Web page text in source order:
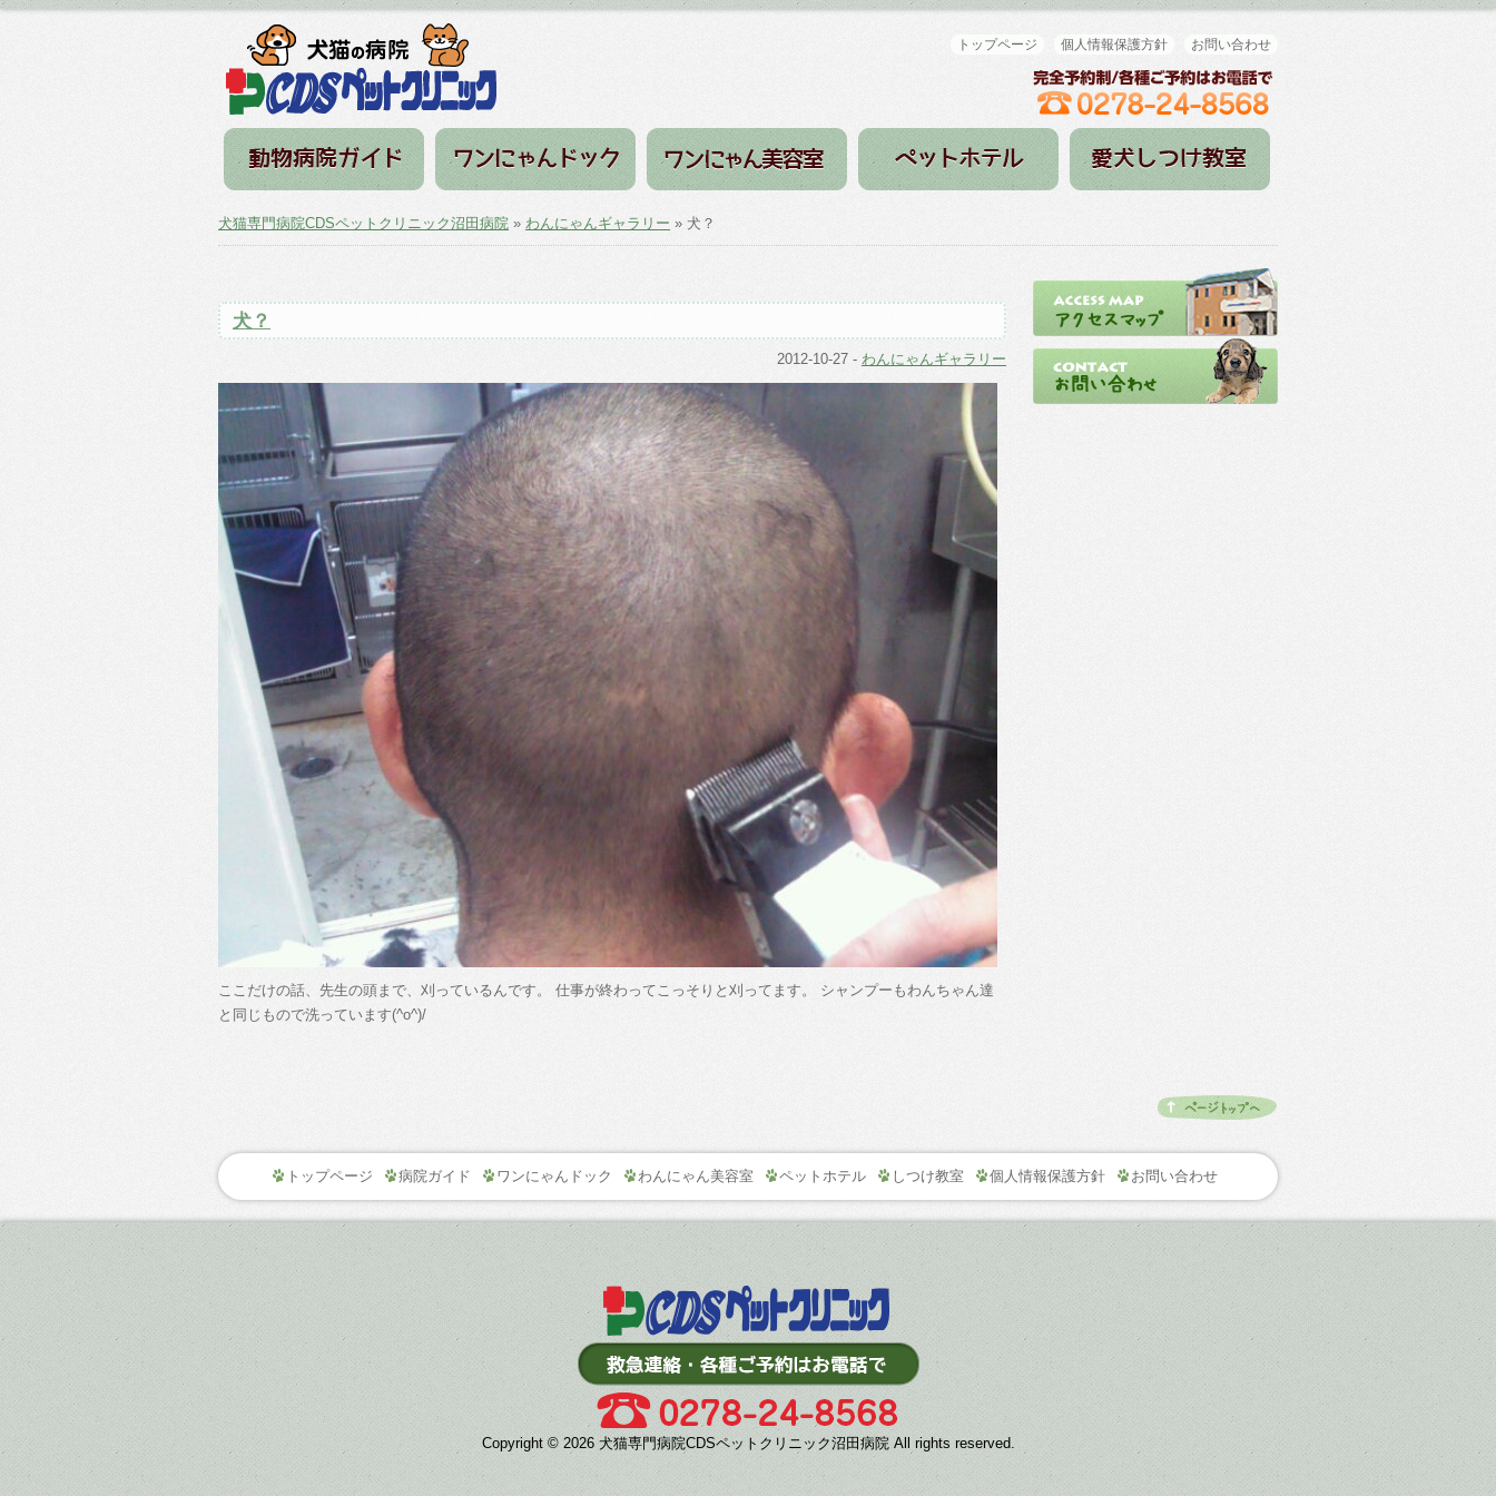
トップページ 個人情報保護方針 お問い合わせ
犬猫専門病院CDSペットクリニック沼田病院 » わんにゃんギャラリー » 犬？
犬？
2012-10-27 - わんにゃんギャラリー
ここだけの話、先生の頭まで、刈っているんです。 仕事が終わってこっそりと刈ってます。 シャンプーもわんちゃん達
と同じもので洗っています(^o^)/
トップページ 病院ガイド ワンにゃんドック わんにゃん美容室 ペットホテル しつけ教室 個人情報保護方針 お問い合わせ
Copyright © 2026 犬猫専門病院CDSペットクリニック沼田病院 All rights reserved.